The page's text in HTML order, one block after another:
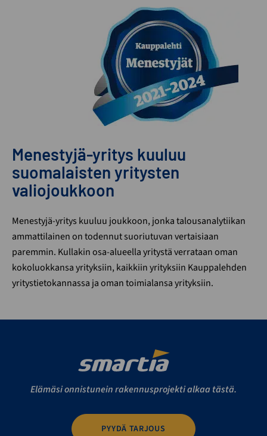
Menestyjä-yritys kuuluu
suomalaisten yritysten
valiojoukkoon
Menestyjä-yritys kuuluu joukkoon, jonka talousanalytiikan
ammattilainen on todennut suoriutuvan vertaisiaan
paremmin. Kullakin osa-alueella yritystä verrataan oman
kokoluokkansa yrityksiin, kaikkiin yrityksiin Kauppalehden
yritystietokannassa ja oman toimialansa yrityksiin.
Elämäsi onnistunein rakennusprojekti alkaa tästä.
PYYDÄ TARJOUS